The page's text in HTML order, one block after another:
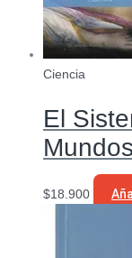
Ciencia
El
$18.900